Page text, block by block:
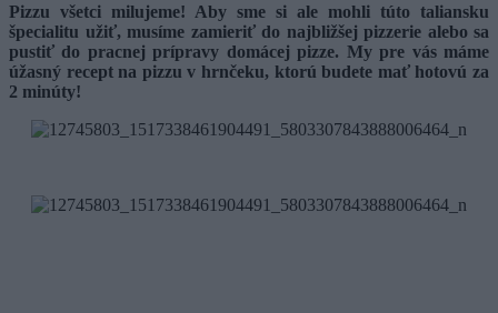
Pizzu všetci milujeme! Aby sme si ale mohli túto taliansku
špecialitu užiť, musíme zamieriť do najbližšej pizzerie alebo sa
pustiť do pracnej prípravy domácej pizze. My pre vás máme
úžasný recept na pizzu v hrnčeku, ktorú budete mať hotovú za
2 minúty!